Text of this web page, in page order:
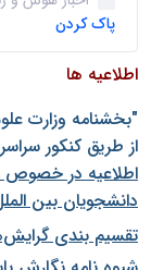
پاک کردن
اطلاعیه ها
"بخشنامه وزارت
از طريق كنكور
اطلاعیه در خصوص
دانشجویان بین
تقسیم بندی